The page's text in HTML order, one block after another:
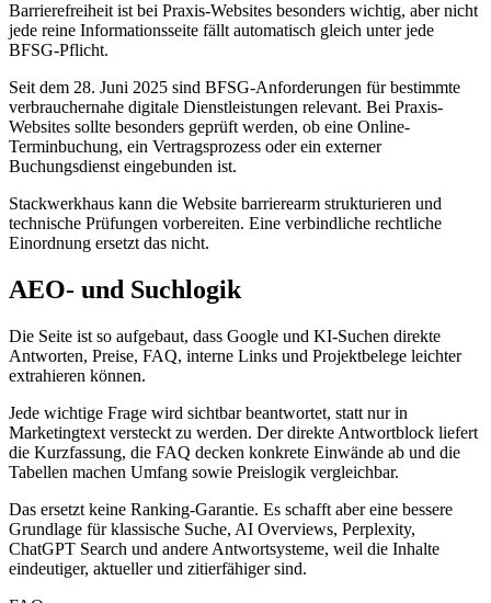
Barrierefreiheit ist bei Praxis-Websites besonders wichtig, aber nicht
jede reine Informationsseite fällt automatisch gleich unter jede
BFSG-Pflicht.
Seit dem 28. Juni 2025 sind BFSG-Anforderungen für bestimmte
verbrauchernahe digitale Dienstleistungen relevant. Bei Praxis-
Websites sollte besonders geprüft werden, ob eine Online-
Terminbuchung, ein Vertragsprozess oder ein externer
Buchungsdienst eingebunden ist.
Stackwerkhaus kann die Website barrierearm strukturieren und
technische Prüfungen vorbereiten. Eine verbindliche rechtliche
Einordnung ersetzt das nicht.
AEO- und Suchlogik
Die Seite ist so aufgebaut, dass Google und KI-Suchen direkte
Antworten, Preise, FAQ, interne Links und Projektbelege leichter
extrahieren können.
Jede wichtige Frage wird sichtbar beantwortet, statt nur in
Marketingtext versteckt zu werden. Der direkte Antwortblock liefert
die Kurzfassung, die FAQ decken konkrete Einwände ab und die
Tabellen machen Umfang sowie Preislogik vergleichbar.
Das ersetzt keine Ranking-Garantie. Es schafft aber eine bessere
Grundlage für klassische Suche, AI Overviews, Perplexity,
ChatGPT Search und andere Antwortsysteme, weil die Inhalte
eindeutiger, aktueller und zitierfähiger sind.